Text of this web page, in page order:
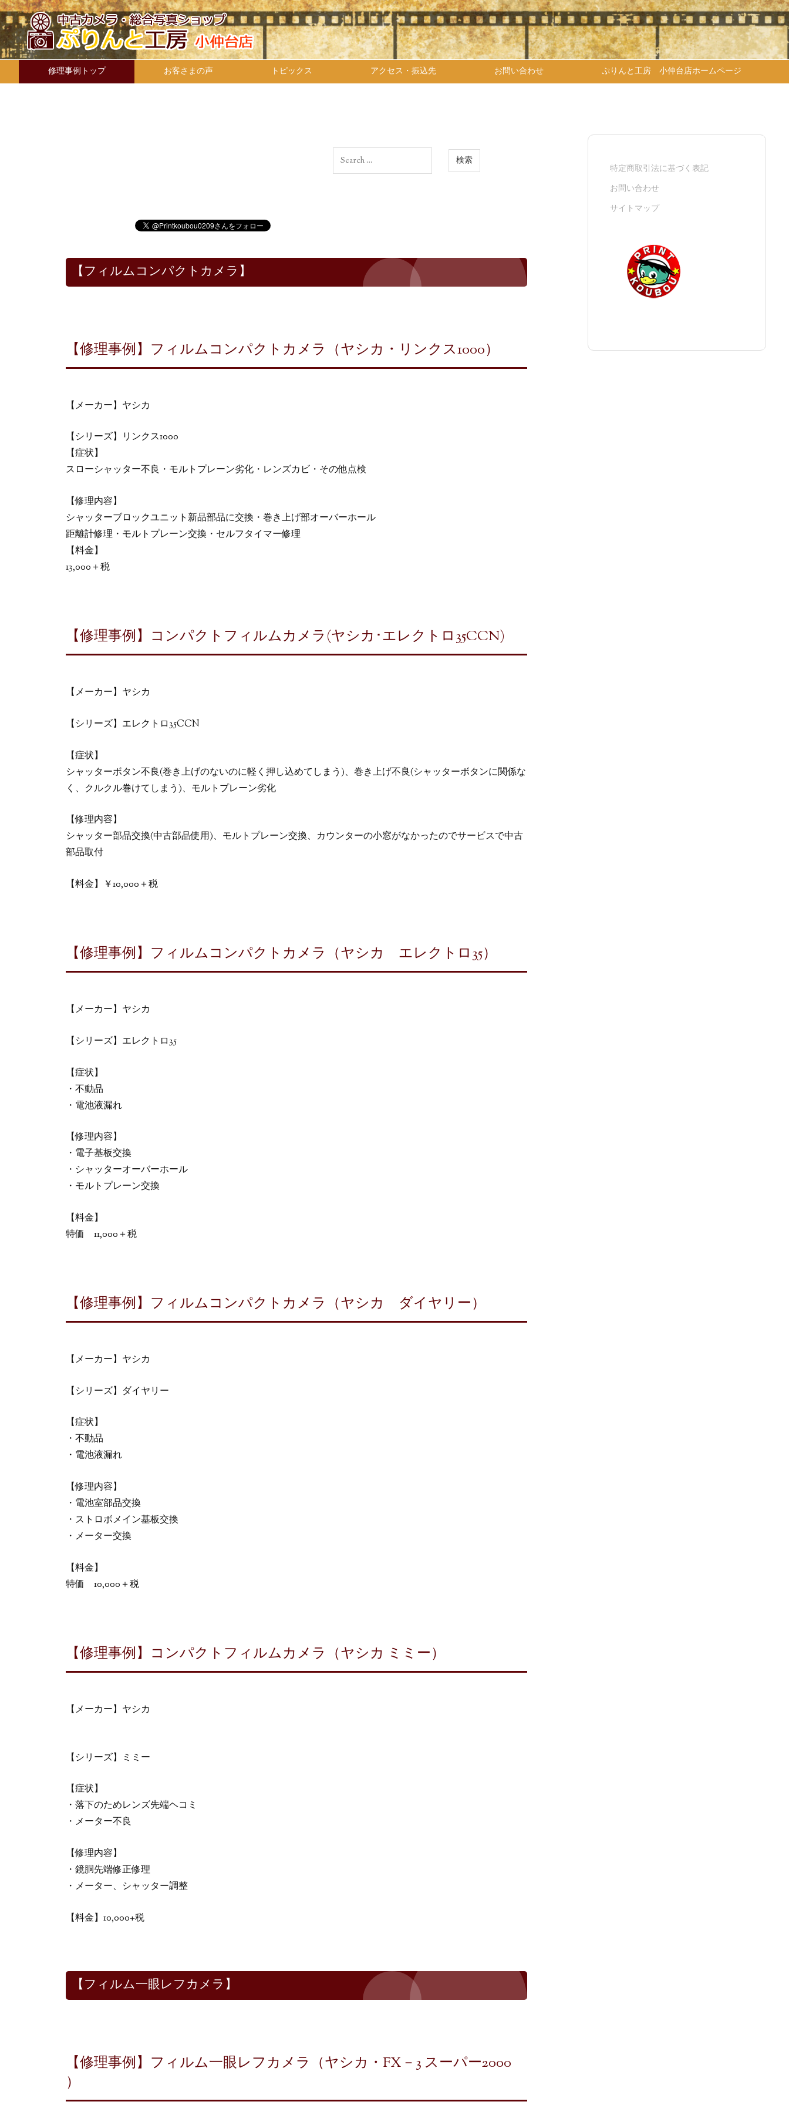
修理事例トップ お客さまの声 トピックス アクセス・振込先 お問い合わせ ぷりんと工房 小仲台店ホームページ
【フィルムコンパクトカメラ】
【修理事例】フィルムコンパクトカメラ（ヤシカ・リンクス1000）
【メーカー】ヤシカ
【シリーズ】リンクス1000
【症状】
スローシャッター不良・モルトプレーン劣化・レンズカビ・その他点検
【修理内容】
シャッターブロックユニット新品部品に交換・巻き上げ部オーバーホール
距離計修理・モルトプレーン交換・セルフタイマー修理
【料金】
13,000＋税
【修理事例】コンパクトフィルムカメラ(ヤシカ･エレクトロ35CCN)
【メーカー】ヤシカ
【シリーズ】エレクトロ35CCN
【症状】
シャッターボタン不良(巻き上げのないのに軽く押し込めてしまう)、巻き上げ不良(シャッターボタンに関係な
く、クルクル巻けてしまう)、モルトプレーン劣化
【修理内容】
シャッター部品交換(中古部品使用)、モルトプレーン交換、カウンターの小窓がなかったのでサービスで中古
部品取付
【料金】￥10,000＋税
【修理事例】フィルムコンパクトカメラ（ヤシカ エレクトロ35）
【メーカー】ヤシカ
【シリーズ】エレクトロ35
【症状】
・不動品
・電池液漏れ
【修理内容】
・電子基板交換
・シャッターオーバーホール
・モルトプレーン交換
【料金】
特価 11,000＋税
【修理事例】フィルムコンパクトカメラ（ヤシカ ダイヤリー）
【メーカー】ヤシカ
【シリーズ】ダイヤリー
【症状】
・不動品
・電池液漏れ
【修理内容】
・電池室部品交換
・ストロボメイン基板交換
・メーター交換
【料金】
特価 10,000＋税
【修理事例】コンパクトフィルムカメラ（ヤシカ ミミー）
【メーカー】ヤシカ
【シリーズ】ミミー
【症状】
・落下のためレンズ先端ヘコミ
・メーター不良
【修理内容】
・鏡胴先端修正修理
・メーター、シャッター調整
【料金】10,000+税
【フィルム一眼レフカメラ】
【修理事例】フィルム一眼レフカメラ（ヤシカ・FX－3 スーパー2000
）
特定商取引法に基づく表記
お問い合わせ
サイトマップ